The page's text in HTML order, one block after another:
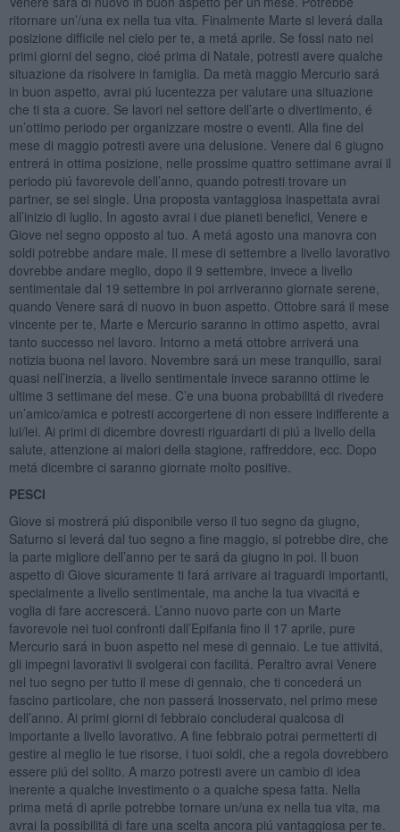
ritornare un’/una ex nella tua vita. Finalmente Marte si leverá dalla
posizione difficile nel cielo per te, a metá aprile. Se fossi nato nei
primi giorni del segno, cioé prima di Natale, potresti avere qualche
situazione da risolvere in famiglia. Da metà maggio Mercurio sará
in buon aspetto, avrai piú lucentezza per valutare una situazione
che ti sta a cuore. Se lavori nel settore dell’arte o divertimento, é
un’ottimo periodo per organizzare mostre o eventi. Alla fine del
mese di maggio potresti avere una delusione. Venere dal 6 giugno
entrerá in ottima posizione, nelle prossime quattro settimane avrai il
periodo piú favorevole dell’anno, quando potresti trovare un
partner, se sei single. Una proposta vantaggiosa inaspettata avrai
all’inizio di luglio. In agosto avrai i due pianeti benefici, Venere e
Giove nel segno opposto al tuo. A metá agosto una manovra con
soldi potrebbe andare male. Il mese di settembre a livello lavorativo
dovrebbe andare meglio, dopo il 9 settembre, invece a livello
sentimentale dal 19 settembre in poi arriveranno giornate serene,
quando Venere sará di nuovo in buon aspetto. Ottobre sará il mese
vincente per te, Marte e Mercurio saranno in ottimo aspetto, avrai
tanto successo nel lavoro. Intorno a metá ottobre arriverá una
notizia buona nel lavoro. Novembre sará un mese tranquillo, sarai
quasi nell’inerzia, a livello sentimentale invece saranno ottime le
ultime 3 settimane del mese. C’e una buona probabilitá di rivedere
un’amico/amica e potresti accorgertene di non essere indifferente a
lui/lei. Ai primi di dicembre dovresti riguardarti di piú a livello della
salute, attenzione ai malori della stagione, raffreddore, ecc. Dopo
metá dicembre ci saranno giornate molto positive.
PESCI
Giove si mostrerá piú disponibile verso il tuo segno da giugno,
Saturno si leverá dal tuo segno a fine maggio, si potrebbe dire, che
la parte migliore dell’anno per te sará da giugno in poi. Il buon
aspetto di Giove sicuramente ti fará arrivare ai traguardi importanti,
specialmente a livello sentimentale, ma anche la tua vivacitá e
voglia di fare accrescerá. L’anno nuovo parte con un Marte
favorevole nei tuoi confronti dall’Epifania fino il 17 aprile, pure
Mercurio sará in buon aspetto nel mese di gennaio. Le tue attivitá,
gli impegni lavorativi li svolgerai con facilitá. Peraltro avrai Venere
nel tuo segno per tutto il mese di gennaio, che ti concederá un
fascino particolare, che non passerá inosservato, nel primo mese
dell’anno. Ai primi giorni di febbraio concluderai qualcosa di
importante a livello lavorativo. A fine febbraio potrai permetterti di
gestire al meglio le tue risorse, i tuoi soldi, che a regola dovrebbero
essere piú del solito. A marzo potresti avere un cambio di idea
inerente a qualche investimento o a qualche spesa fatta. Nella
prima metá di aprile potrebbe tornare un/una ex nella tua vita, ma
avrai la possibilitá di fare una scelta ancora piú vantaggiosa per te.